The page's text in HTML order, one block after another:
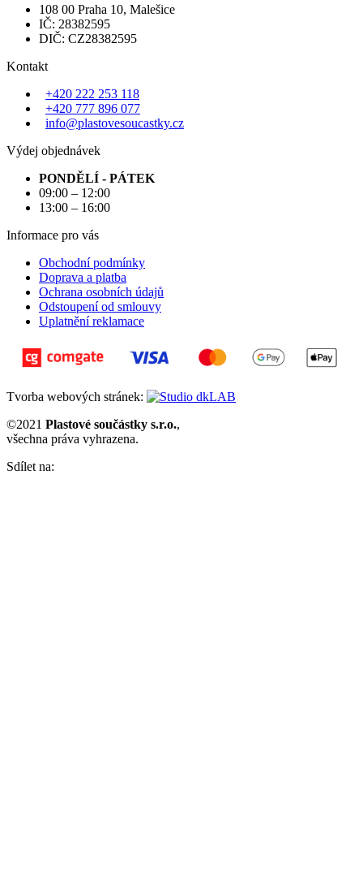
108 00 Praha 10, Malešice
IČ: 28382595
DIČ: CZ28382595
Kontakt
+420 222 253 118
+420 777 896 077
info@plastovesoucastky.cz
Výdej objednávek
PONDĚLÍ - PÁTEK
09:00 – 12:00
13:00 – 16:00
Informace pro vás
Obchodní podmínky
Doprava a platba
Ochrana osobních údajů
Odstoupení od smlouvy
Uplatnění reklamace
Tvorba webových stránek:
©2021 Plastové součástky s.r.o.,
všechna práva vyhrazena.
Sdílet na: